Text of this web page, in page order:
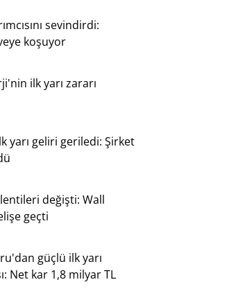
sevindirdi:
koşuyor
ilk yarı zararı
yarı geliri geriledi: Şirket
değişti: Wall
geçti
güçlü ilk yarı
Net kar 1,8 milyar TL